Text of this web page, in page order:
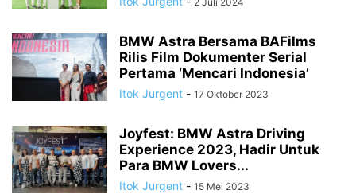
BMW Astra Bersama BAFilms
Rilis Film Dokumenter Serial
Pertama ‘Mencari Indonesia’
Itok Jurgent - 17 Oktober 2023
Joyfest: BMW Astra Driving
Experience 2023, Hadir Untuk
Para BMW Lovers...
Itok Jurgent - 15 Mei 2023